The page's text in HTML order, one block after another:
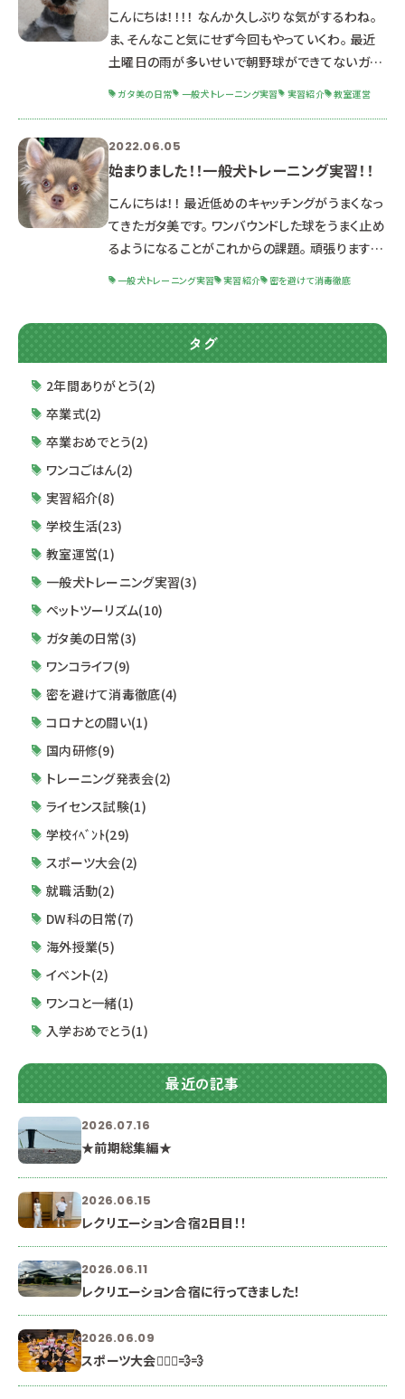
わ :lol: 学生たちによる『トレーニング教室の運
営』が
こんにちは！！！！ なんか久しぶりな気がするわね。
ま、そんなこと気にせず今回もやっていくわ。 最近
土曜日の雨が多いせいで朝野球ができてないガタ
みんな気を付けるのよ。 さて今回は前期に行われ
た一般の飼い主様を招いてのしつけ方教室。 一般
犬トレーニング実習の最終回の紹介をしていきま
す。 去年はたどたどしかった学生達が飼い主様達
の前で堂々と話をしている姿を見
ガタ美の日常 一般犬トレーニング実習 実習紹介 教室運営
2022.06.05
始まりました！！一般犬トレーニング実習！！
こんにちは！！ 最近低めのキャッチングがうまくなっ
てきたガタ美です。 ワンバウンドした球をうまく止め
るようになることがこれからの課題。 頑張ります！！
生が教室の運営を行っていく授業です。 全6回のト
レーニング教室を前期・後期で1回ずつ行います。
ご参加くださっている飼い主様、いつもご協力して
一般犬トレーニング実習 実習紹介 密を避けて消毒徹底
タグ
2年間ありがとう(2)
卒業式(2)
卒業おめでとう(2)
ワンコごはん(2)
実習紹介(8)
学校生活(23)
教室運営(1)
一般犬トレーニング実習(3)
ペットツーリズム(10)
ガタ美の日常(3)
ワンコライフ(9)
密を避けて消毒徹底(4)
コロナとの闘い(1)
国内研修(9)
トレーニング発表会(2)
ライセンス試験(1)
学校ｲﾍﾞﾝﾄ(29)
スポーツ大会(2)
就職活動(2)
DW科の日常(7)
海外授業(5)
イベント(2)
ワンコと一緒(1)
入学おめでとう(1)
最近の記事
2026.07.16
★前期総集編★
2026.06.15
レクリエーション合宿2日目！！
2026.06.11
レクリエーション合宿に行ってきました！
2026.06.09
スポーツ大会🏃🏻‍♀️💨💨